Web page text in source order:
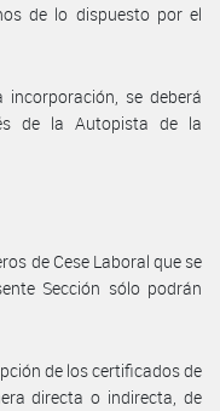
de lo dispuesto por el
se deberá
de la Autopista de la
de Cese Laboral que se
Sección sólo podrán
de los certificados de
directa o indirecta, de